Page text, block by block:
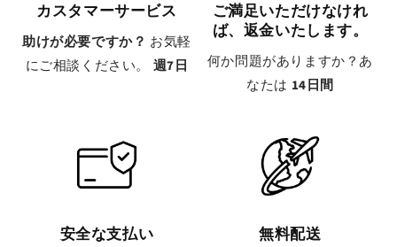
カスタマーサービス
助けが必要ですか？ お気軽
にご相談ください。 週7日
ご満足いただけなけれ
ば、返金いたします。
何か問題がありますか？あ
なたは 14日間
安全な支払い 無料配送